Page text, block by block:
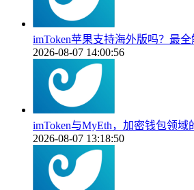
imToken苹果支持海外版吗？最
2026-08-07 14:00:56
imToken与MyEth，加密钱包领
2026-08-07 13:18:50